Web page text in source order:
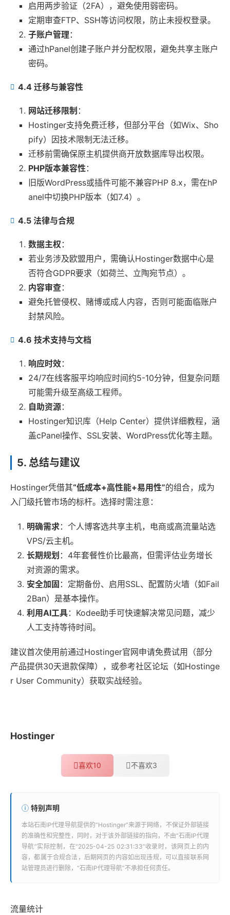
启用两步验证（2FA），避免使用弱密码。
定期审查FTP、SSH等访问权限，防止未授权登录。
子账户管理 ：
通过hPanel创建子账户并分配权限，避免共享主账户
密码。
4.4 迁移与兼容性
网站迁移限制 ：
Hostinger支持免费迁移，但部分平台（如Wix、Sho
pify）因技术限制无法迁移。
迁移前需确保原主机提供商开放数据库导出权限。
PHP版本兼容性 ：
旧版WordPress或插件可能不兼容PHP 8.x，需在hP
anel中切换PHP版本（如7.4）。
4.5 法律与合规
数据主权 ：
若业务涉及欧盟用户，需确认Hostinger数据中心是
否符合GDPR要求（如荷兰、立陶宛节点）。
内容审查：
避免托管侵权、赌博或成人内容，否则可能面临账户
封禁风险。
4.6 技术支持与文档
响应时效：
24/7在线客服平均响应时间约5-10分钟，但复杂问题
可能需升级至高级工程师。
自助资源：
Hostinger知识库（Help Center）提供详细教程，涵
盖cPanel操作、SSL安装、WordPress优化等主题。
5. 总结与建议
Hostinger凭借其“低成本+高性能+易用性”的组合，成为
入门级托管市场的标杆。选择时需注意：
明确需求：个人博客选共享主机，电商或高流量站选
VPS/云主机。
长期规划 ：4年套餐性价比最高，但需评估业务增长
对资源的需求。
安全加固 ：定期备份、启用SSL、配置防火墙（如Fail
2Ban）是基本操作。
利用AI工具：Kodee助手可快速解决常见问题，减少
人工支持等待时间。
建议首次使用前通过Hostinger官网申请免费试用（部分
产品提供30天退款保障），或参考社区论坛（如Hostinge
r User Community）获取实战经验。
Hostinger
喜欢10 不喜欢3
特别声明
本站石南IP代理导航提供的“Hostinger”来源于网络，不保证外部链接
的准确性和完整性，同时，对于该外部链接的指向，不由“石南IP代理
导航”实际控制，在“2025-04-25 02:31:33”收录时，该网页上的内
容，都属于合规合法，后期网页的内容如出现违规，可以直接联系网
站管理员进行删除，“石南IP代理导航”不承担任何责任。
流量统计